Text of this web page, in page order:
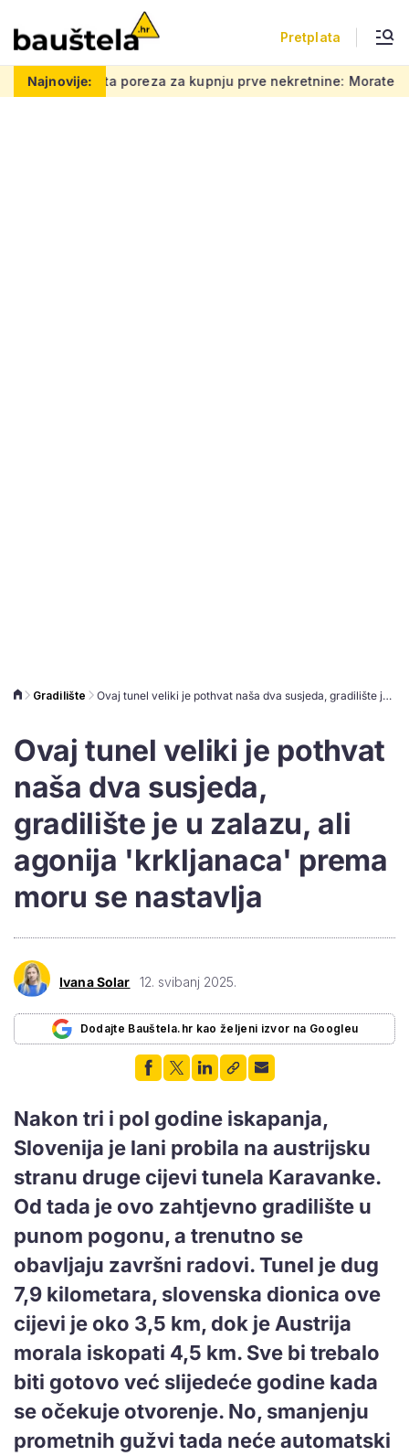
Pretplata
Najnovije:
za kupnju prve nekretnine: Morate znati ovih 5 stvari,
Gradilište Ovaj tunel veliki je pothvat naša dva susjeda, gradilište je u zalazu, ali agonija 'krkljanaca' prema moru se nastavlja
Ovaj tunel veliki je pothvat
naša dva susjeda,
gradilište je u zalazu, ali
agonija 'krkljanaca' prema
moru se nastavlja
Ivana Solar 12. svibanj 2025.
Dodajte Bauštela.hr kao željeni izvor na Googleu
Nakon tri i pol godine iskapanja,
Slovenija je lani probila na austrijsku
stranu druge cijevi tunela Karavanke.
Od tada je ovo zahtjevno gradilište u
punom pogonu, a trenutno se
obavljaju završni radovi. Tunel je dug
7,9 kilometara, slovenska dionica ove
cijevi je oko 3,5 km, dok je Austrija
morala iskopati 4,5 km. Sve bi trebalo
biti gotovo već slijedeće godine kada
se očekuje otvorenje. No, smanjenju
prometnih gužvi tada neće automatski